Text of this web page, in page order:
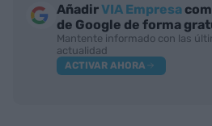
AñadirVIA Empresa
de Google de forma
Mantente informado con las
actualidad
ACTIVAR AHORA